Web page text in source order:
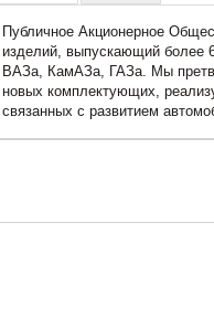
Публичное Акционерное
изделий, выпускающий более
ВАЗа, КамАЗа, ГАЗа. Мы
новых комплектующих,
связанных с развитием